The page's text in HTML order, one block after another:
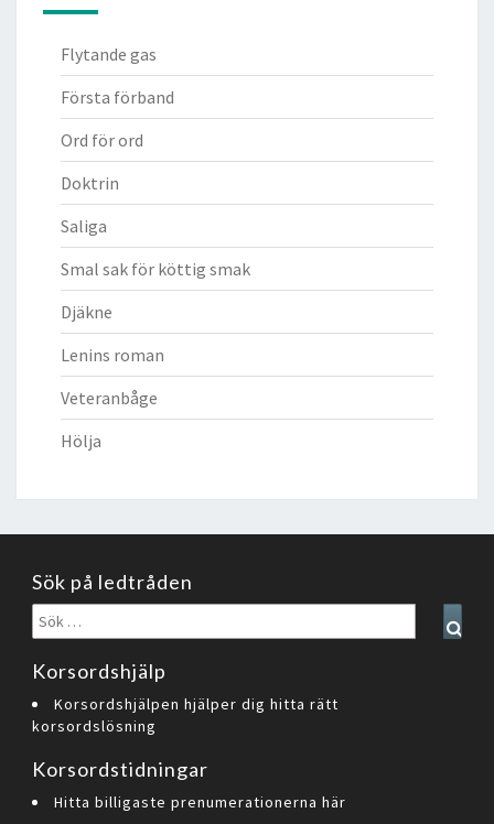
Flytande gas
Första förband
Ord för ord
Doktrin
Saliga
Smal sak för köttig smak
Djäkne
Lenins roman
Veteranbåge
Hölja
Sök på ledtråden
Sök
efter:
Korsordshjälp
Korsordshjälpen hjälper dig hitta rätt
korsordslösning
Korsordstidningar
Hitta billigaste prenumerationerna här